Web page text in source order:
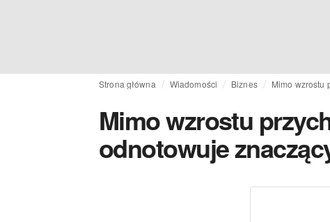
Strona główna Wiadomości Biznes Mimo wzrostu
Mimo wzrostu
odnotowuje